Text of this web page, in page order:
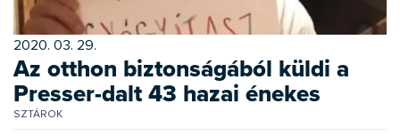
2020. 03. 29.
Az otthon biztonságából küldi a
Presser-dalt 43 hazai énekes
SZTÁROK